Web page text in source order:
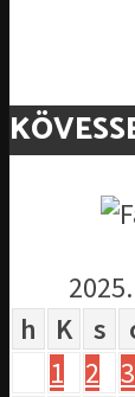
h
K s
1
2 3